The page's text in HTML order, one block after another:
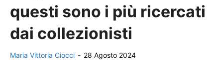
questi sono i più ricercati
dai collezionisti
Maria Vittoria Ciocci - 28 Agosto 2024